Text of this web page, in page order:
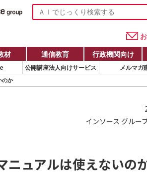
材 通信教育 行政機関向け
公開講座法人向けサービス メルマガ
のか
インソース グルー
ニュアルは使えないの